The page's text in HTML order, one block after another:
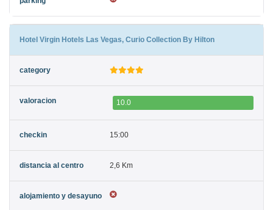
Hotel Virgin Hotels Las Vegas, Curio Collection By Hilton
10.0
15:00
2,6 Km